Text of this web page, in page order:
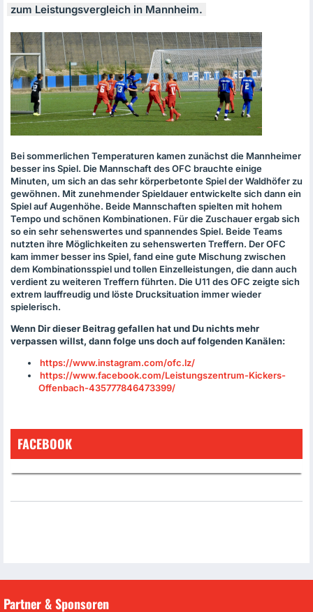
zum Leistungsvergleich in Mannheim.
Bei sommerlichen Temperaturen kamen zunächst die Mannheimer
besser ins Spiel. Die Mannschaft desOFC brauchte einige
Minuten, um sich an das sehr körperbetonte Spiel der Waldhöfer zu
gewöhnen. Mit zunehmender Spieldauer entwickelte sich dann ein
Spiel auf Augenhöhe. Beide Mannschaften spielten mit hohem
Tempo und schönen Kombinationen. Für die Zuschauer ergab sich
so ein sehr sehenswertes und spannendes Spiel. Beide Teams
nutzten ihre Möglichkeiten zu sehenswerten Treffern. DerOFC
kam immer besser ins Spiel, fand eine gute Mischung zwischen
dem Kombinationsspiel und tollen Einzelleistungen, die dann auch
verdient zu weiteren Treffern führten. Die U11 desOFC zeigte sich
extrem lauffreudig und löste Drucksituation immer wieder
spielerisch.
Wenn Dir dieser Beitrag gefallen hat und Du nichts mehr
verpassen willst, dann folge uns doch auf folgenden Kanälen:
https://www.instagram.com/ofc.lz/
https://www.facebook.com/Leistungszentrum-Kickers-
Offenbach-435777846473399/
FACEBOOK
Partner & Sponsoren